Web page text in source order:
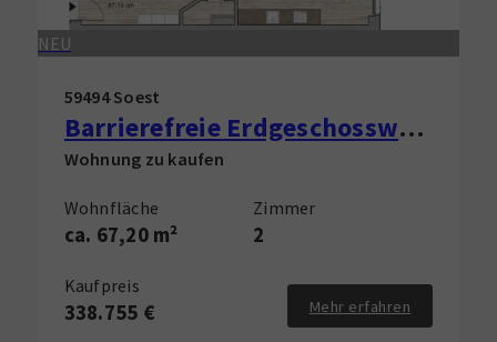
NEU
59494 Soest
Barrierefreie Erdgeschosswohnung in Innenstadt und FH-Nähe zu verkaufen!
Wohnung zu kaufen
Wohnfläche
ca. 67,20 m²
Zimmer
2
Kaufpreis
338.755 € Mehr erfahren